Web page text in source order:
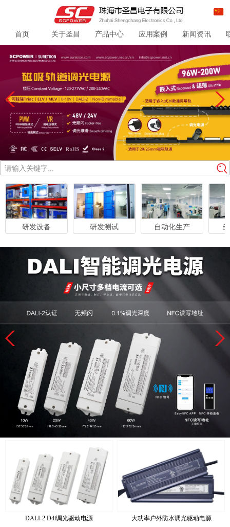
首页 关于圣昌 产品中心 应用案例 新闻资讯
请输入关键字...
研发设备 研发测试 自动化生产
DALI-2 D4i调光驱动电源 大功率户外防水调光驱动电源